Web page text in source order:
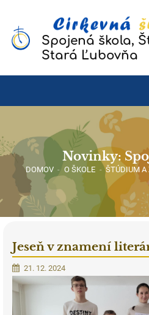
Spojená škola,
Stará Ľubovňa
Novinky:
DOMOV - O ŠKOLE - ŠTÚDIUM A
Jeseň v znamení
21. 12. 2024